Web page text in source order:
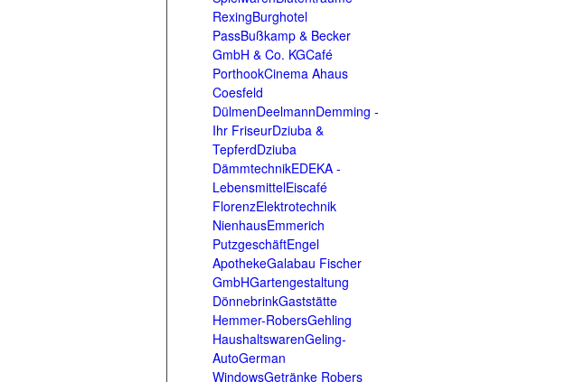
RexingBurghotel
PassBußkamp & Becker
GmbH & Co. KGCafé
PorthookCinema Ahaus
Coesfeld
DülmenDeelmannDemming -
Ihr FriseurDziuba &
TepferdDziuba
DämmtechnikEDEKA -
LebensmittelEiscafé
FlorenzElektrotechnik
NienhausEmmerich
PutzgeschäftEngel
ApothekeGalabau Fischer
GmbHGartengestaltung
DönnebrinkGaststätte
Hemmer-RobersGehling
HaushaltswarenGeling-
AutoGerman
WindowsGetränke Robers